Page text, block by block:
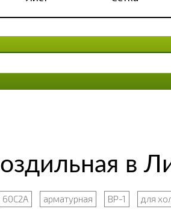
в
60С2А арматурная ВР-1 для